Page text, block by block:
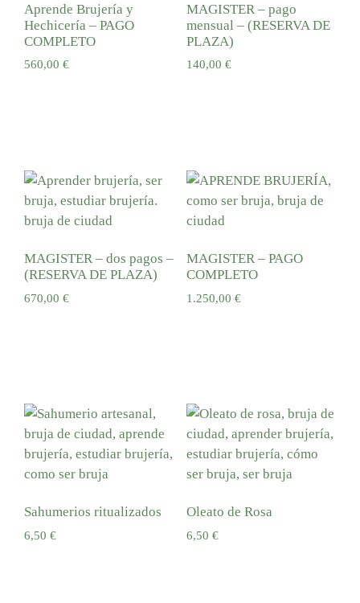
Aprende Brujería y
Hechicería – PAGO
COMPLETO
560,00 €
MAGISTER – pago
mensual – (RESERVA DE
PLAZA)
140,00 €
MAGISTER – dos pagos –
(RESERVA DE PLAZA)
670,00 €
MAGISTER – PAGO
COMPLETO
1.250,00 €
Sahumerios ritualizados
6,50 €
Oleato de Rosa
6,50 €